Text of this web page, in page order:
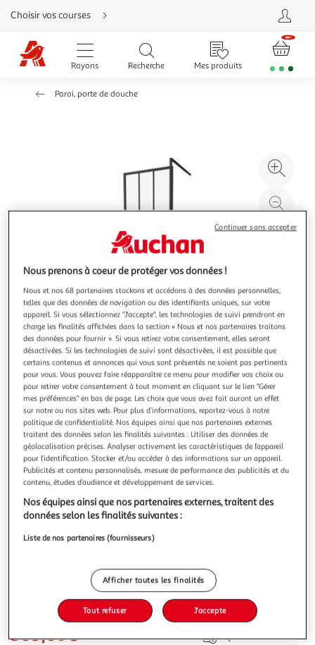
Aller
directement
au
contenu
Aller
directement
Aller
Choisir vos courses
Rayons Recherche Mes produits
Paroi, porte de douche
à
à
MARKET24
Paroi Fixe 80x200 Style Industriel Noir - Verre
Transparent - Rectangulaire - Aluminium - Epaisseur
5mm
Cette paroi fixe de 80x200 cm au style industriel noir mat
est idéale pour une installation de douche réversible. Elle
est fabriquée en métal avec des profilés en aluminium et
un verre transparent d'une épaisseur de 5 mm. Sa couleur
principale est le noir et elle convient parfaitement pour
une douch
En savoir +
Vendu parM25
Livraison dès 7/8 jours
Plus d'options
303,06€
303,06€
Ajouter au panier
Ajouter à une liste
Nous prenons à coeur de protéger vos données !
Nous et nos 68 partenaires stockons et accédons à des données personnelles,
telles que des données de navigation ou des identifiants uniques, sur votre
appareil. Si vous sélectionnez "J'accepte", les technologies de suivi prendront en
charge les finalités affichées dans la section « Nous et nos partenaires traitons
des données pour fournir ». Si vous retirez votre consentement, elles seront
désactivées. Si les technologies de suivi sont désactivées, il est possible que
certains contenus et annonces qui vous sont présentés ne soient pas pertinents
pour vous. Vous pouvez faire réapparaître ce menu pour modifier vos choix ou
pour retirer votre consentement à tout moment en cliquant sur le lien "Gérer
mes préférences" en bas de page. Les choix que vous avez fait auront un effet
sur notre ou nos sites web. Pour plus d’informations, reportez-vous à notre
politique de confidentialité. Nos équipes ainsi que nos partenaires externes
traitent des données selon les finalités suivantes : Utiliser des données de
géolocalisation précises. Analyser activement les caractéristiques de l’appareil
pour l’identification. Stocker et/ou accéder à des informations sur un appareil.
Publicités et contenu personnalisés, mesure de performance des publicités et du
contenu, études d’audience et développement de services.
Nos équipes ainsi que nos partenaires externes, traitent des
données selon les finalités suivantes :
Liste de nos partenaires (fournisseurs)
Afficher toutes les finalités
Tout refuser J'accepte
Continuer sans accepter